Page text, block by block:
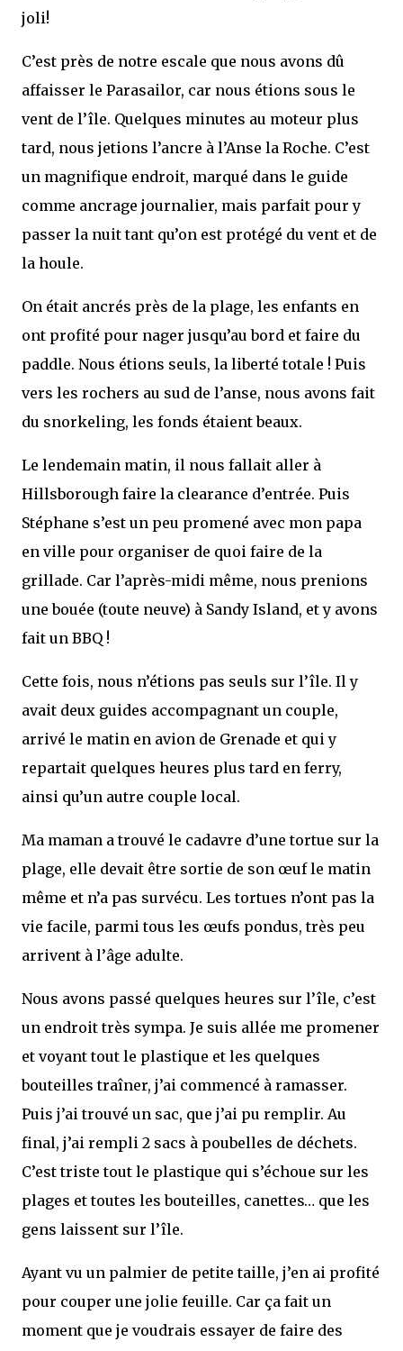
joli!
C’est près de notre escale que nous avons dû
affaisser le Parasailor, car nous étions sous le
vent de l’île. Quelques minutes au moteur plus
tard, nous jetions l’ancre à l’Anse la Roche. C’est
un magnifique endroit, marqué dans le guide
comme ancrage journalier, mais parfait pour y
passer la nuit tant qu’on est protégé du vent et de
la houle.
On était ancrés près de la plage, les enfants en
ont profité pour nager jusqu’au bord et faire du
paddle. Nous étions seuls, la liberté totale ! Puis
vers les rochers au sud de l’anse, nous avons fait
du snorkeling, les fonds étaient beaux.
Le lendemain matin, il nous fallait aller à
Hillsborough faire la clearance d’entrée. Puis
Stéphane s’est un peu promené avec mon papa
en ville pour organiser de quoi faire de la
grillade. Car l’après-midi même, nous prenions
une bouée (toute neuve) à Sandy Island, et y avons
fait un BBQ !
Cette fois, nous n’étions pas seuls sur l’île. Il y
avait deux guides accompagnant un couple,
arrivé le matin en avion de Grenade et qui y
repartait quelques heures plus tard en ferry,
ainsi qu’un autre couple local.
Ma maman a trouvé le cadavre d’une tortue sur la
plage, elle devait être sortie de son œuf le matin
même et n’a pas survécu. Les tortues n’ont pas la
vie facile, parmi tous les œufs pondus, très peu
arrivent à l’âge adulte.
Nous avons passé quelques heures sur l’île, c’est
un endroit très sympa. Je suis allée me promener
et voyant tout le plastique et les quelques
bouteilles traîner, j’ai commencé à ramasser.
Puis j’ai trouvé un sac, que j’ai pu remplir. Au
final, j’ai rempli 2 sacs à poubelles de déchets.
C’est triste tout le plastique qui s’échoue sur les
plages et toutes les bouteilles, canettes… que les
gens laissent sur l’île.
Ayant vu un palmier de petite taille, j’en ai profité
pour couper une jolie feuille. Car ça fait un
moment que je voudrais essayer de faire des